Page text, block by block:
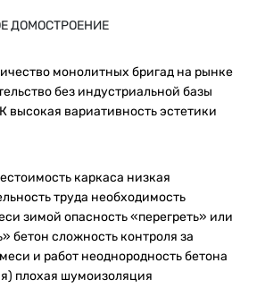
ДОМОСТРОЕНИЕ
монолитных бригад на рынке
без индустриальной базы
вариативность эстетики
каркаса низкая
труда необходимость
зимой опасность «перегреть» или
бетон сложность контроля за
и работ неоднородность бетона
плохая шумоизоляция